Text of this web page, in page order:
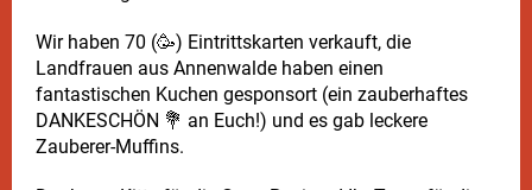
Wir haben 70 (🥳) Eintrittskarten verkauft, die
Landfrauen aus Annenwalde haben einen
fantastischen Kuchen gesponsort (ein zauberhaftes
DANKESCHÖN 💐 an Euch!) und es gab leckere
Zauberer-Muffins.